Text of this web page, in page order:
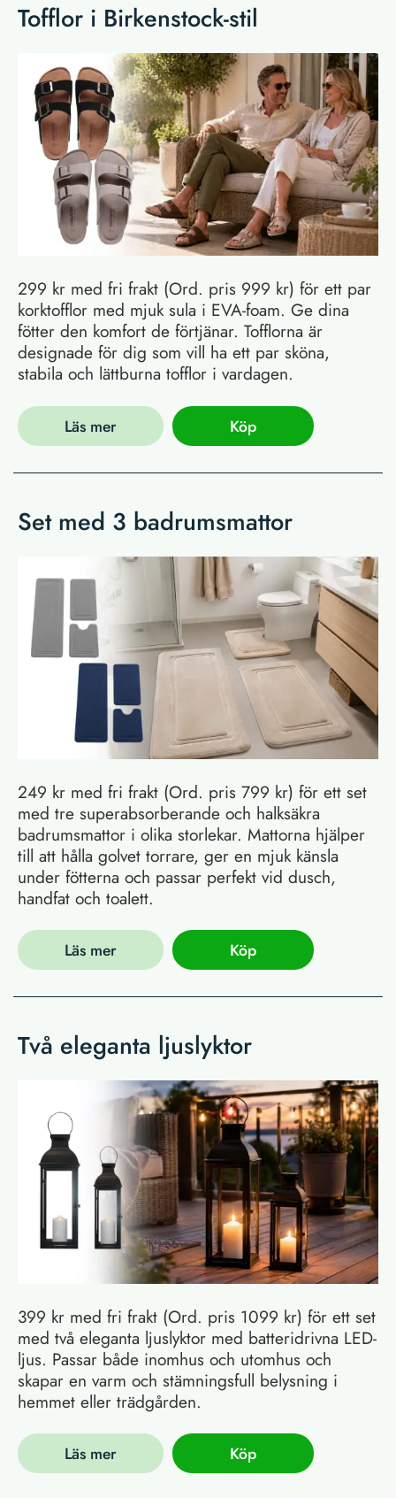
Tofflor i Birkenstock-stil
299 kr med fri frakt (Ord. pris 999 kr) för ett par
korktofflor med mjuk sula i EVA-foam. Ge dina
fötter den komfort de förtjänar. Tofflorna är
designade för dig som vill ha ett par sköna,
stabila och lättburna tofflor i vardagen.
Läs mer Köp
Set med 3 badrumsmattor
249 kr med fri frakt (Ord. pris 799 kr) för ett set
med tre superabsorberande och halksäkra
badrumsmattor i olika storlekar. Mattorna hjälper
till att hålla golvet torrare, ger en mjuk känsla
under fötterna och passar perfekt vid dusch,
handfat och toalett.
Läs mer Köp
Två eleganta ljuslyktor
399 kr med fri frakt (Ord. pris 1099 kr) för ett set
med två eleganta ljuslyktor med batteridrivna LED-
ljus. Passar både inomhus och utomhus och
skapar en varm och stämningsfull belysning i
hemmet eller trädgården.
Läs mer Köp